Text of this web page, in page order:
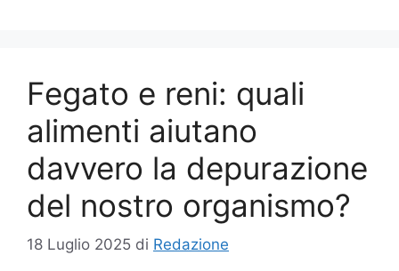
Fegato e reni: quali
alimenti aiutano
davvero la depurazione
del nostro organismo?
18 Luglio 2025 di Redazione